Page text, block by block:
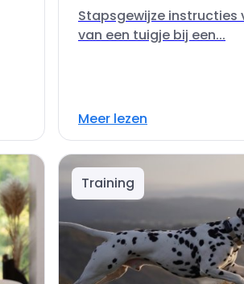
Stapsgewijze instructies
van een tuigje bij een...
Meer lezen
Training